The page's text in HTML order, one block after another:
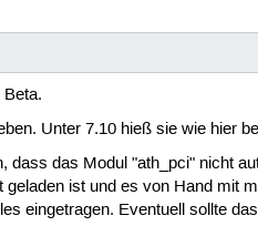
Unter 7.10 hieß sie wie hier
dass das Modul "ath_pci" nicht
ist und es von Hand mit
eingetragen. Eventuell sollte